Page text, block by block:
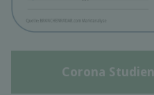
Corona Studien